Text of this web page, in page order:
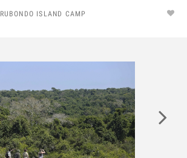
RUBONDO ISLAND CAMP